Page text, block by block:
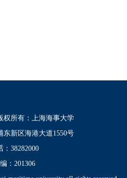
权所有：上海海事大学
东新区海港大道1550号
：38282000
：201306